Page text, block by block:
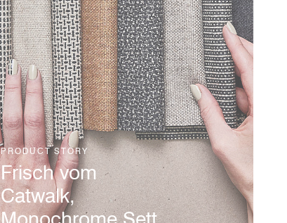
Read Story
PRODUCT STORY
Frisch vom
Catwalk,